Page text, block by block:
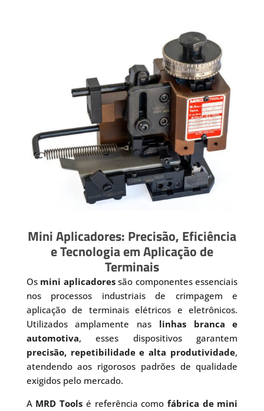
Mini Aplicadores: Precisão, Eficiência
e Tecnologia em Aplicação de
Terminais
Os mini aplicadoressão componentes essenciais
nos processos industriais de crimpagem e
aplicação de terminais elétricos e eletrônicos.
Utilizados amplamente nas linhas branca e
automotiva, esses dispositivos garantem
precisão, repetibilidade e alta produtividade,
atendendo aos rigorosos padrões de qualidade
exigidos pelo mercado.
A MRD Tools é referência como fábrica de mini